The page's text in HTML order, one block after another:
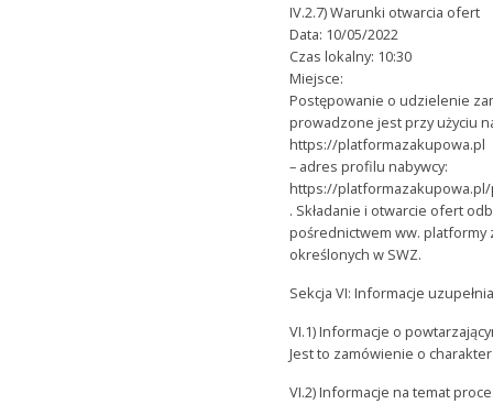
IV.2.7) Warunki otwarcia ofert
Data: 10/05/2022
Czas lokalny: 10:30
Miejsce:
Postępowanie o udzielenie
prowadzone jest przy użyciu
https://platformazakupowa.pl
– adres profilu nabywcy:
https://
. Składanie i otwarcie ofert
pośrednictwem ww. platformy
określonych w SWZ.
Sekcja VI: Informacje
VI.1) Informacje o
Jest to zamówienie o
VI.2) Informacje na temat